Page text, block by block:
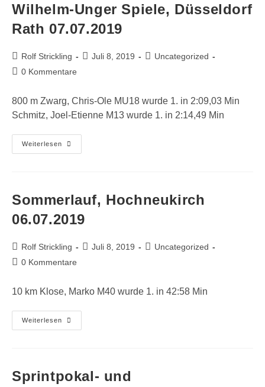
14.07.2019
Wilhelm-Unger Spiele, Düsseldorf
Rath 07.07.2019
Beitrags-
Autor:
Rolf Strickling
Beitrag
Juli 8, 2019
Beitrags-
Uncategorized
Beitrags-
0 Kommentare
800 m Zwarg, Chris-Ole MU18 wurde 1. in 2:09,03 Min
Schmitz, Joel-Etienne M13 wurde 1. in 2:14,49 Min
Weiterlesen
Wilhelm-
Unger
Sommerlauf, Hochneukirch
06.07.2019
Beitrags-
Autor:
Rolf Strickling
Beitrag
Juli 8, 2019
Beitrags-
Uncategorized
Beitrags-
0 Kommentare
10 km Klose, Marko M40 wurde 1. in 42:58 Min
Weiterlesen
Sommerlauf,
Hochneukirch
Sprintpokal- und